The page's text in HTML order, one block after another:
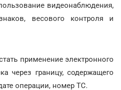
видеонаблюдения,
весового контроля и
применение электронного
через границу, содержащего
операции, номер ТС.